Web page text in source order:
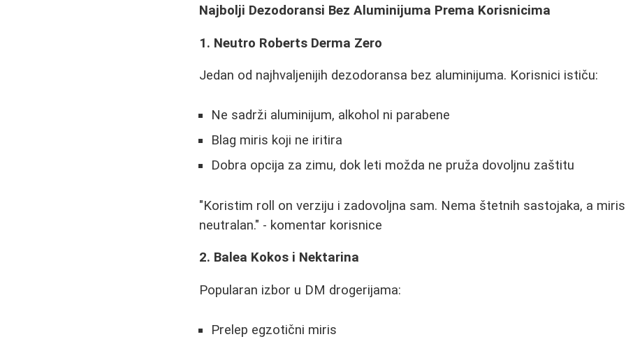
Najbolji Dezodoransi Bez Aluminijuma Prema Korisnicima
1. Neutro Roberts Derma Zero
Jedan od najhvaljenijih dezodoransa bez aluminijuma. Korisnici ističu:
Ne sadrži aluminijum, alkohol ni parabene
Blag miris koji ne iritira
Dobra opcija za zimu, dok leti možda ne pruža dovoljnu zaštitu
"Koristim roll on verziju i zadovoljna sam. Nema štetnih sastojaka, a
neutralan." - komentar korisnice
2. Balea Kokos i Nektarina
Popularan izbor u DM drogerijama:
Prelep egzotični miris